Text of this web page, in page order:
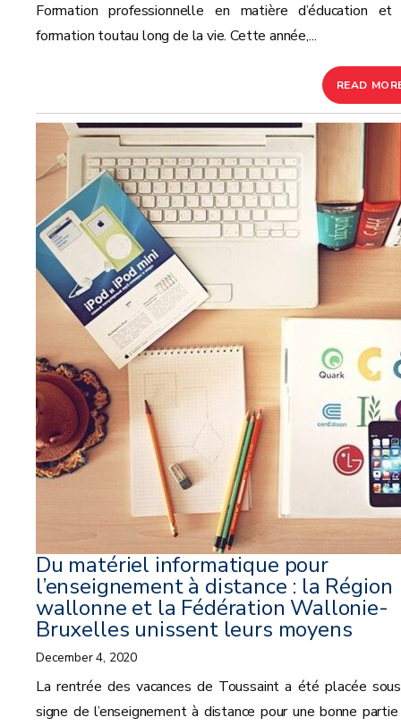
Formation professionnelle en matière d’éducation
formation toutau long de la vie. Cette année,...
READ
Du matériel informatique pour
l’enseignement à distance : la Région
wallonne et la Fédération Wallonie-
Bruxelles unissent leurs moyens
December 4, 2020
La rentrée des vacances de Toussaint a été placée
signe de l’enseignement à distance pour une bonne